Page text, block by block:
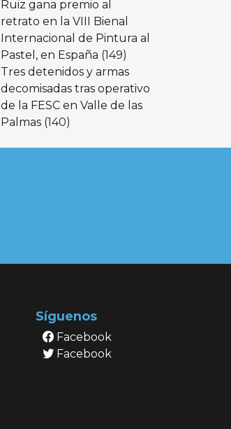
Ruiz gana premio al
retrato en la VIII Bienal
Internacional de Pintura al
Pastel, en España (149)
Tres detenidos y armas
decomisadas tras operativo
de la FESC en Valle de las
Palmas (140)
Síguenos
Facebook
Facebook